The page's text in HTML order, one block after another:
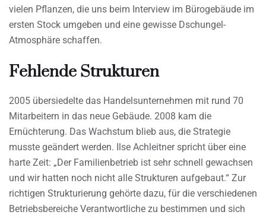
vielen Pflanzen, die uns beim Interview im Bürogebäude im
ersten Stock umgeben und eine gewisse Dschungel-
Atmosphäre schaffen.
Fehlende Strukturen
2005 übersiedelte das Handelsunternehmen mit rund 70
Mitarbeitern in das neue Gebäude. 2008 kam die
Ernüchterung. Das Wachstum blieb aus, die Strategie
musste geändert werden. Ilse Achleitner spricht über eine
harte Zeit: „Der Familienbetrieb ist sehr schnell gewachsen
und wir hatten noch nicht alle Strukturen aufgebaut.“ Zur
richtigen Strukturierung gehörte dazu, für die verschiedenen
Betriebsbereiche Verantwortliche zu bestimmen und sich